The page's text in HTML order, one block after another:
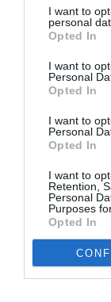
I want to
personal
Opted In
I want to
Personal
Opted In
I want to
Personal
Opted In
I want to
Retention,
Personal
Purposes
Opted In